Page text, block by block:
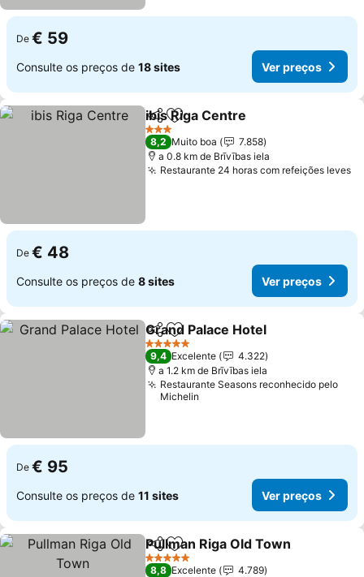
De € 59
Consulte os preços de 18 sites Ver preços
PartilharAdicionar aos favoritos
ibis Riga Centre
3 Estrelas
8,2 Muito boa
7.858
a 0.8 km de Brīvības iela
Restaurante 24 horas com refeições leves
De € 48
Consulte os preços de 8 sites Ver preços
PartilharAdicionar aos favoritos
Grand Palace Hotel
5 Estrelas
9,4 Excelente
4.322
a 1.2 km de Brīvības iela
Restaurante Seasons reconhecido pelo
Michelin
De € 95
Consulte os preços de 11 sites Ver preços
PartilharAdicionar aos favoritos
Pullman Riga Old Town
5 Estrelas
8,8 Excelente
4.789